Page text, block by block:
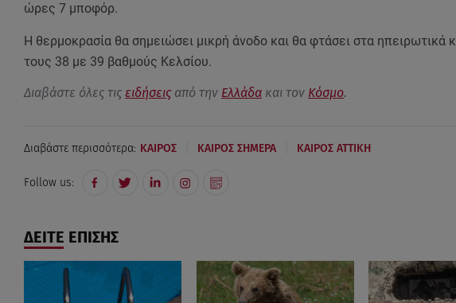
ώρες 7 μποφόρ.
Η θερμοκρασία θα σημειώσει μικρή άνοδο και θα φτάσει στα ηπειρωτικά
τους 38 με 39 βαθμούς Κελσίου.
Διαβάστε όλες τις ειδήσειςαπό την Ελλάδακαι τον Κόσμο.
Διαβάστε περισσότερα: ΚΑΙΡΟΣ ΚΑΙΡΟΣ ΣΗΜΕΡΑ ΚΑΙΡΟΣ ΑΤΤΙΚΗ
Follow us:
ΔΕΙΤΕ ΕΠΙΣΗΣ